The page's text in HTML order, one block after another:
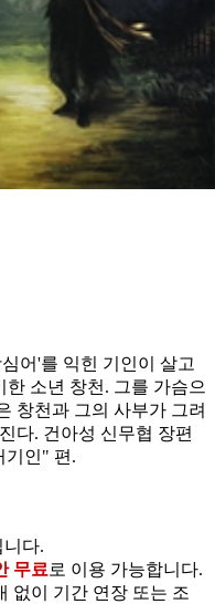
어'를 익힌 기인이 살고
소년 창천. 그를 가슴으
창천과 그의 사부가 그려
다. 건아성 신무협 장편
기인" 편.
니다.
무료 로 이용 가능합니다.
없이 기간 연장 또는 조